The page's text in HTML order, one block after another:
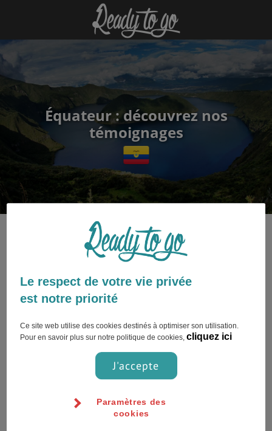
Équateur : découvrez nos
témoignages
Sois le premier à déposer tes témoignages dans la
thématique « Généralités » !
DÉPOSER UN TÉMOIGNAGE
TÉMOIGNAGES
Le respect de votre vie privée
est notre priorité
Ce site web utilise des cookies destinés à optimiser son utilisation.
Pour en savoir plus sur notre politique de cookies,cliquez ici
J'accepte
Paramètres des
cookies